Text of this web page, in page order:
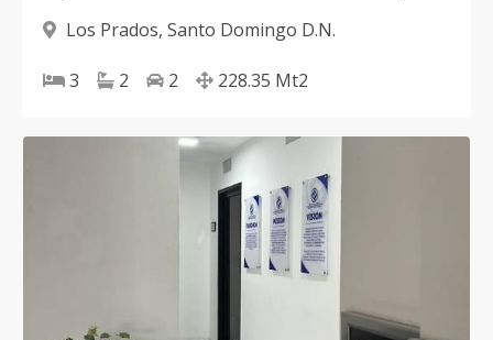
Los Prados, Santo Domingo D.N.
3 2 2 228.35 Mt2